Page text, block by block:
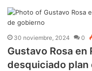
30 noviembre, 2024 0
Gustavo Rosa en
desquiciado